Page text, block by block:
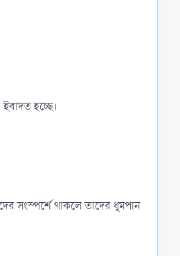
হচ্ছে।
সংস্পর্শে থাকলে তাদের ধূমপান